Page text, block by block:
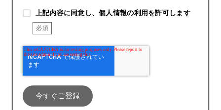
上記内容に同意し、個人情報の利用を許可します